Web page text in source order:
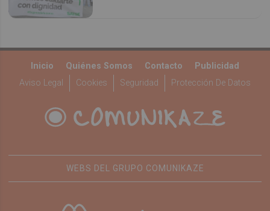
Inicio Quiénes Somos Contacto
Publicidad
Aviso Legal
Cookies Seguridad Protección De Datos
WEBS DEL GRUPO COMUNIKAZE